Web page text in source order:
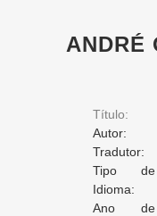
ANDRÉ
Título:
Autor:
Tradutor:
Tipo de
Tradução:
Idioma:
Ano de